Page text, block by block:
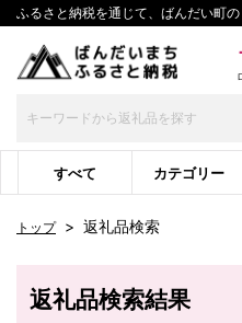
ふるさと納税を通じて、ばんだい町
すべて カテゴリー
トップ > 返礼品検索
返礼品検索結果